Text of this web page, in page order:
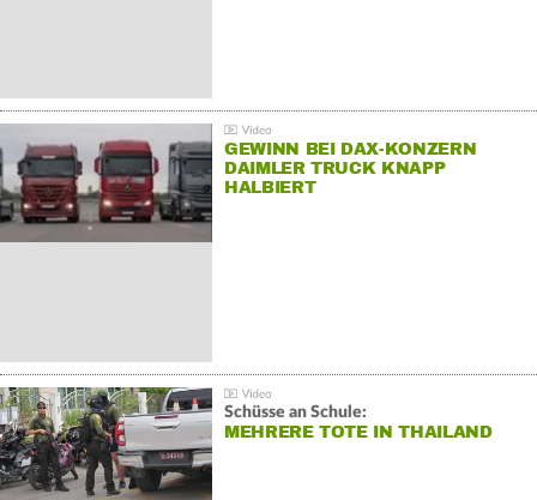
GEWINN BEI DAX-KONZERN
DAIMLER TRUCK KNAPP
HALBIERT
Schüsse an Schule:
MEHRERE TOTE IN THAILAND